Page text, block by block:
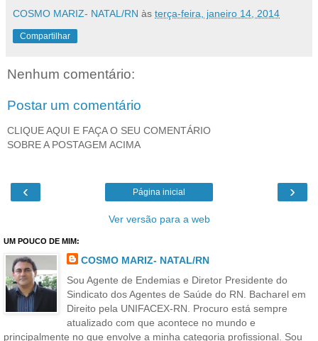
COSMO MARIZ- NATAL/RN às terça-feira, janeiro 14, 2014
Compartilhar
Nenhum comentário:
Postar um comentário
CLIQUE AQUI E FAÇA O SEU COMENTÁRIO
SOBRE A POSTAGEM ACIMA
‹ ›
Página inicial
Ver versão para a web
UM POUCO DE MIM:
COSMO MARIZ- NATAL/RN
Sou Agente de Endemias e Diretor Presidente do
Sindicato dos Agentes de Saúde do RN. Bacharel em
Direito pela UNIFACEX-RN. Procuro está sempre
atualizado com que acontece no mundo e
principalmente no que envolve a minha categoria profissional. Sou